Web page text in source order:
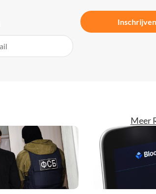
Inschrijven
Meer